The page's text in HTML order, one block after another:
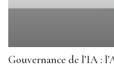
Gouvernance de l’IA :